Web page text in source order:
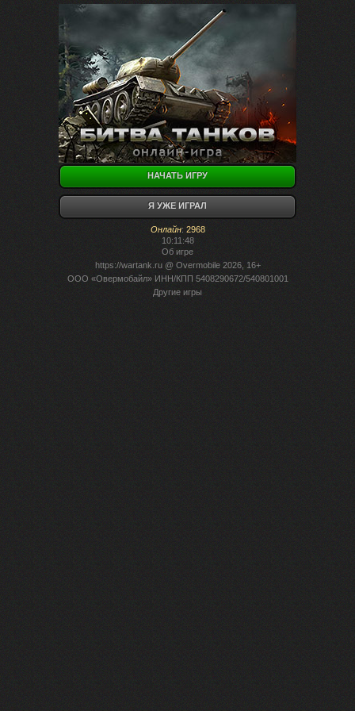
НАЧАТЬ ИГРУ
Я УЖЕ ИГРАЛ
Онлайн: 2968
10:11:48
Об игре
https://wartank.ru@ Overmobile 2026, 16+
ООО «Овермобайл» ИНН/КПП 5408290672/540801001
Другие игры